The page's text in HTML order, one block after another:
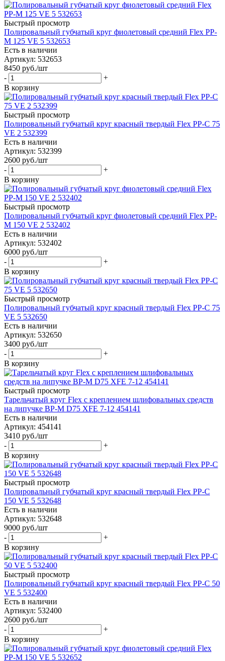
Быстрый просмотр
Полировальный губчатый круг фиолетовый средний Flex PP-
M 125 VE 5 532653
Есть в наличии
Артикул: 532653
8450 руб./шт
-
+
В корзину
Быстрый просмотр
Полировальный губчатый круг красный твердый Flex PP-C 75
VE 2 532399
Есть в наличии
Артикул: 532399
2600 руб./шт
-
+
В корзину
Быстрый просмотр
Полировальный губчатый круг фиолетовый средний Flex PP-
M 150 VE 2 532402
Есть в наличии
Артикул: 532402
6000 руб./шт
-
+
В корзину
Быстрый просмотр
Полировальный губчатый круг красный твердый Flex PP-C 75
VE 5 532650
Есть в наличии
Артикул: 532650
3400 руб./шт
-
+
В корзину
Быстрый просмотр
Тарельчатый круг Flex с креплением шлифовальных средств
на липучке BP-M D75 XFE 7-12 454141
Есть в наличии
Артикул: 454141
3410 руб./шт
-
+
В корзину
Быстрый просмотр
Полировальный губчатый круг красный твердый Flex PP-C
150 VE 5 532648
Есть в наличии
Артикул: 532648
9000 руб./шт
-
+
В корзину
Быстрый просмотр
Полировальный губчатый круг красный твердый Flex PP-C 50
VE 5 532400
Есть в наличии
Артикул: 532400
2600 руб./шт
-
+
В корзину